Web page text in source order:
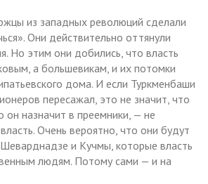
из западных революций сделали
Они действительно оттянули
Но этим они добились, что власть
а большевикам, и их потомки
дома. И если Туркменбаши
пересажал, это не значит, что
он назначит в преемники, — не
Очень вероятно, что они будут
и Кучмы, которые власть
людям. Потому сами — и на